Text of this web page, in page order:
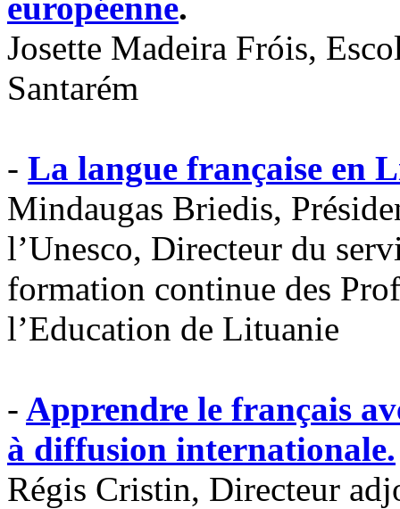
Josette Madeira Fróis,
Santarém
- La langue française en
Mindaugas Briedis,
l’Unesco, Directeur du
formation continue des
l’Education de Lituanie
- Apprendre le français
à diffusion internationale.
Régis Cristin, Directeur